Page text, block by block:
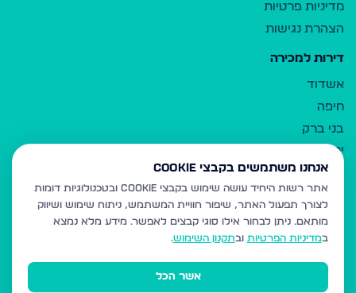
מדיניות פרטיות
הצהרת נגישות
דירות למכירה
אשדוד
חיפה
בני ברק
ירושלים
אלעד
גבעת זאב
בית שמש
רכסים
מודיעין עילית
אנחנו משתמשים בקבצי Cookie
אתר רשות היחיד עושה שימוש בקבצי Cookie ובטכנולוגיות דומות
לצורך תפעול האתר, שיפור חוויית המשתמש, ניתוח שימוש ושיווק
מותאם. ניתן לבחור אילו סוגי קבצים לאפשר. מידע מלא נמצא
במדיניות הפרטיות ובתקנון השימוש.
אשר הכל